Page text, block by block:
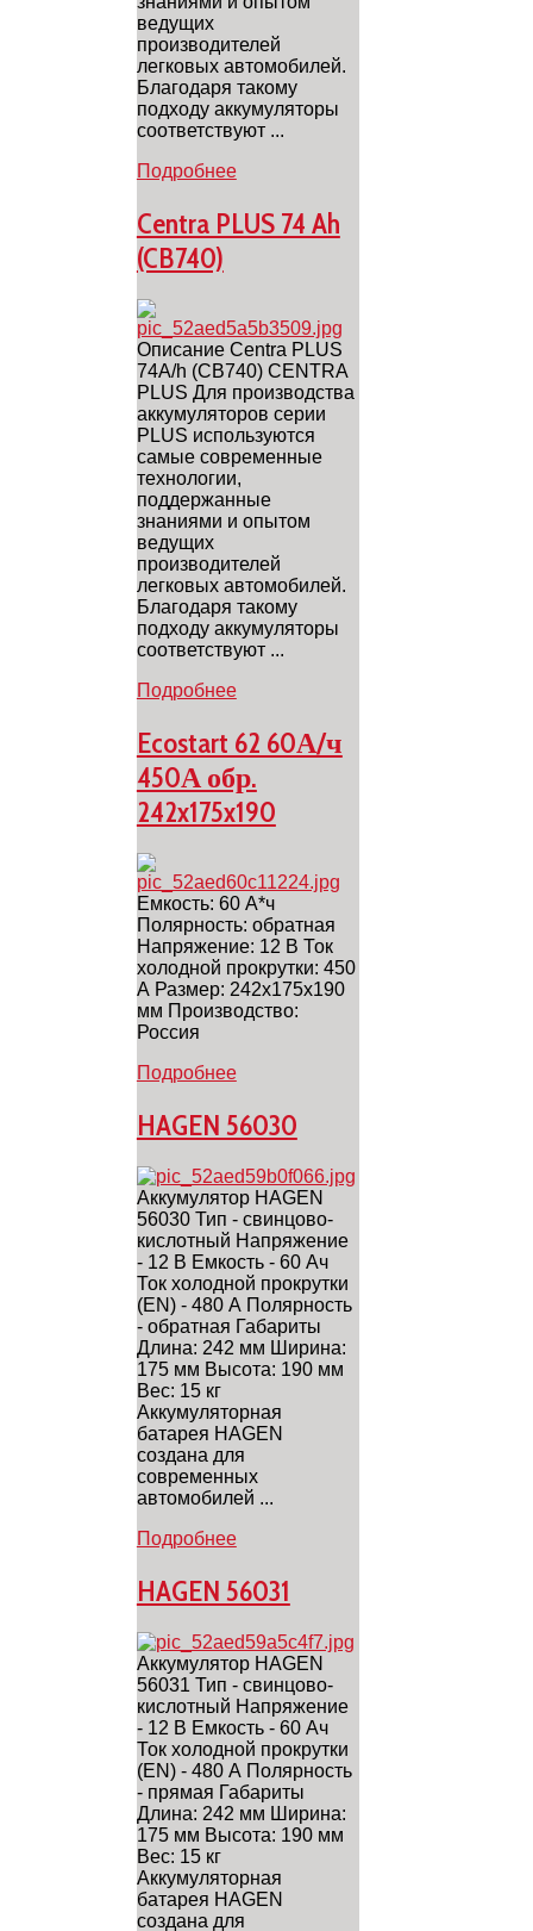
ведущих
производителей
легковых автомобилей.
Благодаря такому
подходу аккумуляторы
соответствуют ...
Подробнее
Centra PLUS 74 Ah
(CB740)
Описание Centra PLUS
74A/h (CB740) CENTRA
PLUS Для производства
аккумуляторов серии
PLUS используются
самые современные
технологии,
поддержанные
знаниями и опытом
ведущих
производителей
легковых автомобилей.
Благодаря такому
подходу аккумуляторы
соответствуют ...
Подробнее
Ecostart 62 60А/ч
450А обр.
242x175x190
Емкость: 60 А*ч
Полярность: обратная
Напряжение: 12 В Ток
холодной прокрутки: 450
А Размер: 242x175x190
мм Производство:
Россия
Подробнее
HAGEN 56030
Аккумулятор HAGEN
56030 Тип - свинцово-
кислотный Напряжение
- 12 В Емкость - 60 Ач
Ток холодной прокрутки
(EN) - 480 А Полярность
- обратная Габариты
Длина: 242 мм Ширина:
175 мм Высота: 190 мм
Вес: 15 кг
Аккумуляторная
батарея HAGEN
создана для
cовременных
автомобилей ...
Подробнее
HAGEN 56031
Аккумулятор HAGEN
56031 Тип - свинцово-
кислотный Напряжение
- 12 В Емкость - 60 Ач
Ток холодной прокрутки
(EN) - 480 А Полярность
- прямая Габариты
Длина: 242 мм Ширина:
175 мм Высота: 190 мм
Вес: 15 кг
Аккумуляторная
батарея HAGEN
создана для